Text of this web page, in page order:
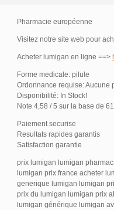
Pharmacie européenne
Visitez notre site web pour
Acheter lumigan en ligne ==>
Forme medicale: pilule
Ordonnance requise: Aucune
Disponibilité: In Stock!
Note 4,58 / 5 sur la base de
Paiement securise
Resultats rapides garantis
Satisfaction garantie
prix lumigan lumigan
lumigan prix france acheter
generique lumigan lumigan
prix du lumigan lumigan prix
lumigan générique lumigan